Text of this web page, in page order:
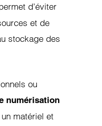
d’éviter
et de
stockage des
ou
numérisation
matériel et